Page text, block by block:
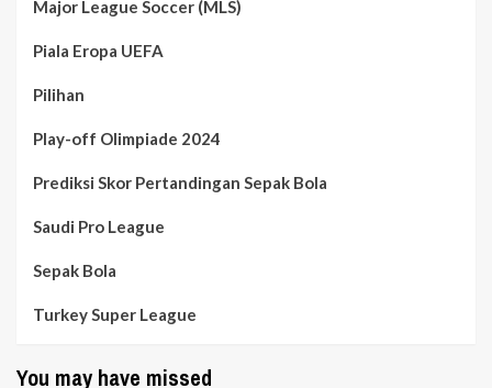
Major League Soccer (MLS)
Piala Eropa UEFA
Pilihan
Play-off Olimpiade 2024
Prediksi Skor Pertandingan Sepak Bola
Saudi Pro League
Sepak Bola
Turkey Super League
You may have missed